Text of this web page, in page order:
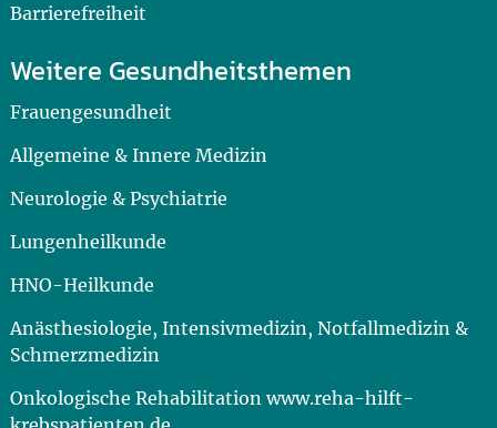
Barrierefreiheit
Weitere Gesundheitsthemen
Frauengesundheit
Allgemeine & Innere Medizin
Neurologie & Psychiatrie
Lungenheilkunde
HNO-Heilkunde
Anästhesiologie, Intensivmedizin, Notfallmedizin &
Schmerzmedizin
Onkologische Rehabilitation www.reha-hilft-